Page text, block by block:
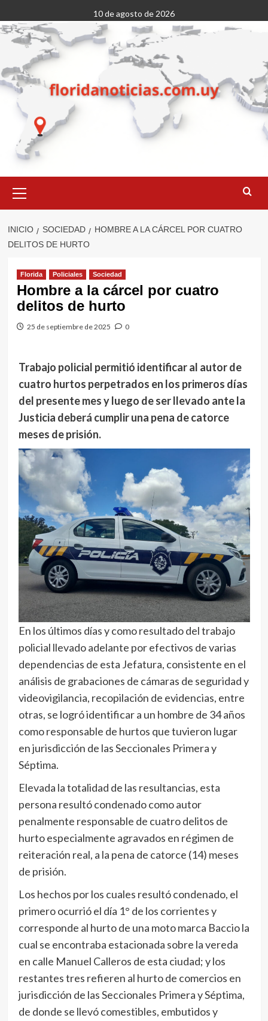
al
contenido
10 de agosto de 2026
primario
INICIO SOCIEDAD
HOMBRE A LA CÁRCEL POR CUATRO
DELITOS DE HURTO
Florida Policiales Sociedad
Hombre a la cárcel por cuatro
delitos de hurto
25 de septiembre de 2025 0
Trabajo policial permitió identificar al autor de
cuatro hurtos perpetrados en los primeros días
del presente mes y luego de ser llevado ante la
Justicia deberá cumplir una pena de catorce
meses de prisión.
En los últimos días y como resultado del trabajo
policial llevado adelante por efectivos de varias
dependencias de esta Jefatura, consistente en el
análisis de grabaciones de cámaras de seguridad y
videovigilancia, recopilación de evidencias, entre
otras, se logró identificar a un hombre de 34 años
como responsable de hurtos que tuvieron lugar
en jurisdicción de las Seccionales Primera y
Séptima.
Elevada la totalidad de las resultancias, esta
persona resultó condenado como autor
penalmente responsable de cuatro delitos de
hurto especialmente agravados en régimen de
reiteración real, a la pena de catorce (14) meses
de prisión.
Los hechos por los cuales resultó condenado, el
primero ocurrió el día 1° de los corrientes y
corresponde al hurto de una moto marca Baccio la
cual se encontraba estacionada sobre la vereda
en calle Manuel Calleros de esta ciudad; y los
restantes tres refieren al hurto de comercios en
jurisdicción de las Seccionales Primera y Séptima,
de donde se llevó comestibles, embutidos y